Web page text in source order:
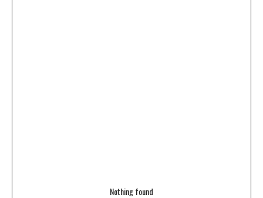
Nothing found